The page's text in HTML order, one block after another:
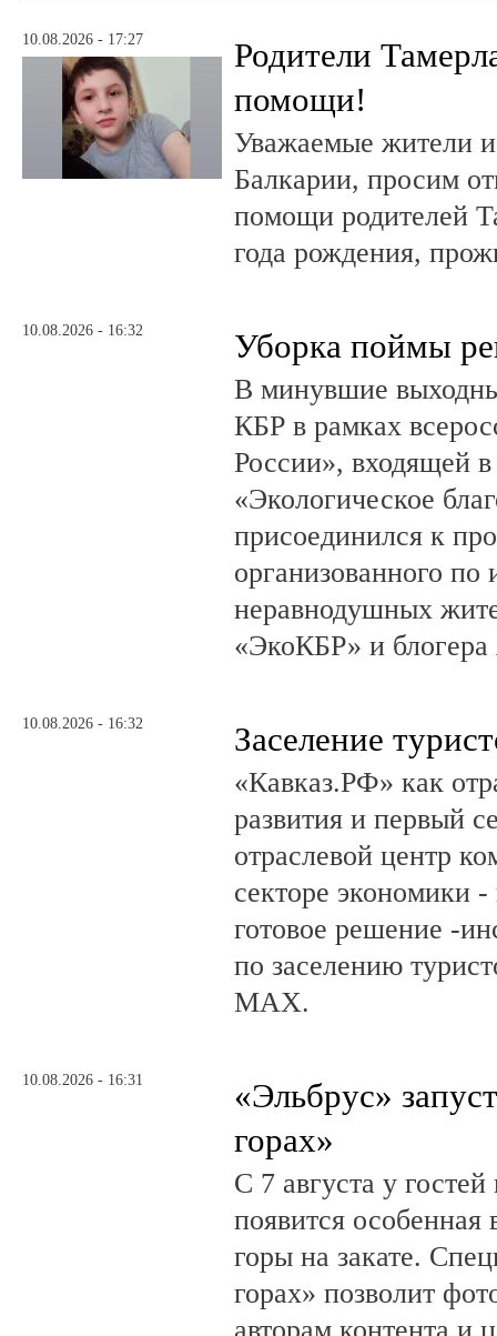
10.08.2026 - 17:27
Родители
помощи!
Уважаемые жители
Балкарии, просим
помощи родителей
года рождения,
10.08.2026 - 16:32 Уборка поймы
В минувшие
КБР в рамках
России», входящей
«Экологическое
присоединился к
организованного по
неравнодушных
«ЭкоКБР» и
10.08.2026 - 16:32 Заселение
«Кавказ.РФ» как
развития и первый
отраслевой центр
секторе экономики
готовое решение -
по заселению
МАХ.
10.08.2026 - 16:31
«Эльбрус»
горах»
С 7 августа у
появится особенная
горы на закате.
горах» позволит